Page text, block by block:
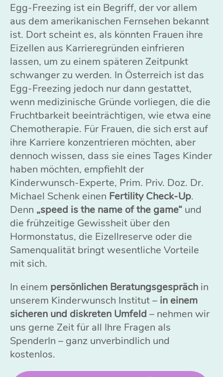
Egg-Freezing ist ein Begriff, der vor allem
aus dem amerikanischen Fernsehen bekannt
ist. Dort scheint es, als könnten Frauen ihre
Eizellen aus Karrieregründen einfrieren
lassen, um zu einem späteren Zeitpunkt
schwanger zu werden. In Österreich ist das
Egg-Freezing jedoch nur dann gestattet,
wenn medizinische Gründe vorliegen, die die
Fruchtbarkeit beeinträchtigen, wie etwa eine
Chemotherapie. Für Frauen, die sich erst auf
ihre Karriere konzentrieren möchten, aber
dennoch wissen, dass sie eines Tages Kinder
haben möchten, empfiehlt der
Kinderwunsch-Experte, Prim. Priv. Doz. Dr.
Michael Schenk einen Fertility Check-Up.
Denn „speed is the name of the game“ und
die frühzeitige Gewissheit über den
Hormonstatus, die Eizellreserve oder die
Samenqualität bringt wesentliche Vorteile
mit sich.
In einem persönlichen Beratungsgespräch in
unserem Kinderwunsch Institut – in einem
sicheren und diskreten Umfeld – nehmen wir
uns gerne Zeit für all Ihre Fragen als
SpenderIn – ganz unverbindlich und
kostenlos.